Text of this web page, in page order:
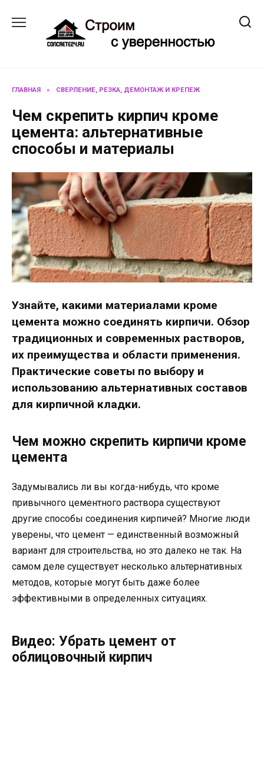
содержанию
ГЛАВНАЯ » СВЕРЛЕНИЕ, РЕЗКА, ДЕМОНТАЖ И КРЕПЕЖ
Чем скрепить кирпич кроме
цемента: альтернативные
способы и материалы
Узнайте, какими материалами кроме
цемента можно соединять кирпичи. Обзор
традиционных и современных растворов,
их преимущества и области применения.
Практические советы по выбору и
использованию альтернативных составов
для кирпичной кладки.
Чем можно скрепить кирпичи кроме
цемента
Задумывались ли вы когда-нибудь, что кроме
привычного цементного раствора существуют
другие способы соединения кирпичей? Многие люди
уверены, что цемент — единственный возможный
вариант для строительства, но это далеко не так. На
самом деле существует несколько альтернативных
методов, которые могут быть даже более
эффективными в определенных ситуациях.
Видео: Убрать цемент от
облицовочный кирпич